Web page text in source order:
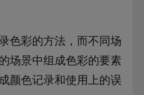
色彩的方法，而不同场
场景中组成色彩的要素
颜色记录和使用上的误